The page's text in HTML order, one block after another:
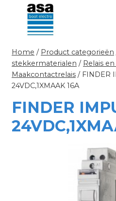
Doorgaan
inhoud
Home / Product categorieën
stekkermaterialen / Relais
Maakcontactrelais / FINDER
24VDC,1XMAAK 16A
FINDER